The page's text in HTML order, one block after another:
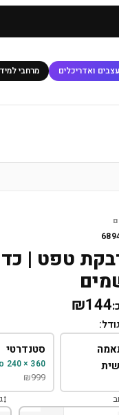
ואדריכלים מרחבי
טפט |
₪144
סטנדרטי
360 × 240 ס"מ
₪999